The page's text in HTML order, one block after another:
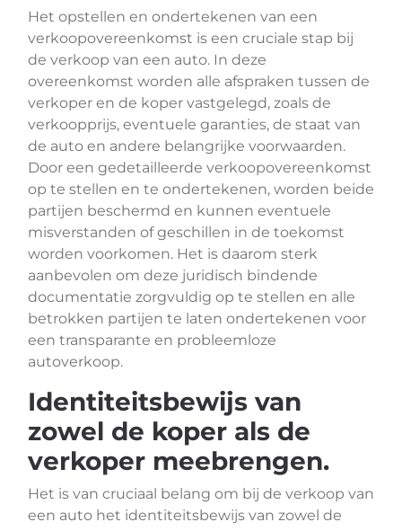
Het opstellen en ondertekenen van een
verkoopovereenkomst is een cruciale stap bij
de verkoop van een auto. In deze
overeenkomst worden alle afspraken tussen de
verkoper en de koper vastgelegd, zoals de
verkoopprijs, eventuele garanties, de staat van
de auto en andere belangrijke voorwaarden.
Door een gedetailleerde verkoopovereenkomst
op te stellen en te ondertekenen, worden beide
partijen beschermd en kunnen eventuele
misverstanden of geschillen in de toekomst
worden voorkomen. Het is daarom sterk
aanbevolen om deze juridisch bindende
documentatie zorgvuldig op te stellen en alle
betrokken partijen te laten ondertekenen voor
een transparante en probleemloze
autoverkoop.
Identiteitsbewijs van
zowel de koper als de
verkoper meebrengen.
Het is van cruciaal belang om bij de verkoop van
een auto het identiteitsbewijs van zowel de